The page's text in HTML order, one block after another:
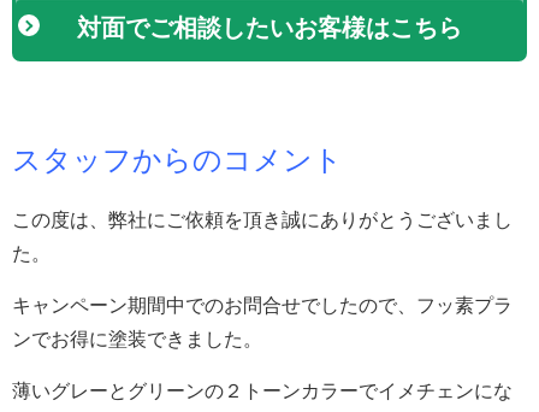
対面でご相談したいお客様はこちら
スタッフからのコメント
この度は、弊社にご依頼を頂き誠にありがとうございまし
た。
キャンペーン期間中でのお問合せでしたので、フッ素プラ
ンでお得に塗装できました。
薄いグレーとグリーンの２トーンカラーでイメチェンにな